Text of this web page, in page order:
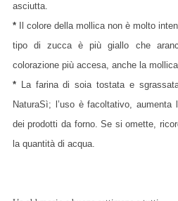
asciutta.
*Il colore della mollica non è molto
tipo di zucca è più giallo che
colorazione più accesa, anche la
*La farina di soia tostata e
NaturaSì; l’uso è facoltativo,
dei prodotti da forno. Se si omette,
la quantità di acqua.